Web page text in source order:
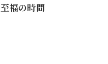
至福の時間